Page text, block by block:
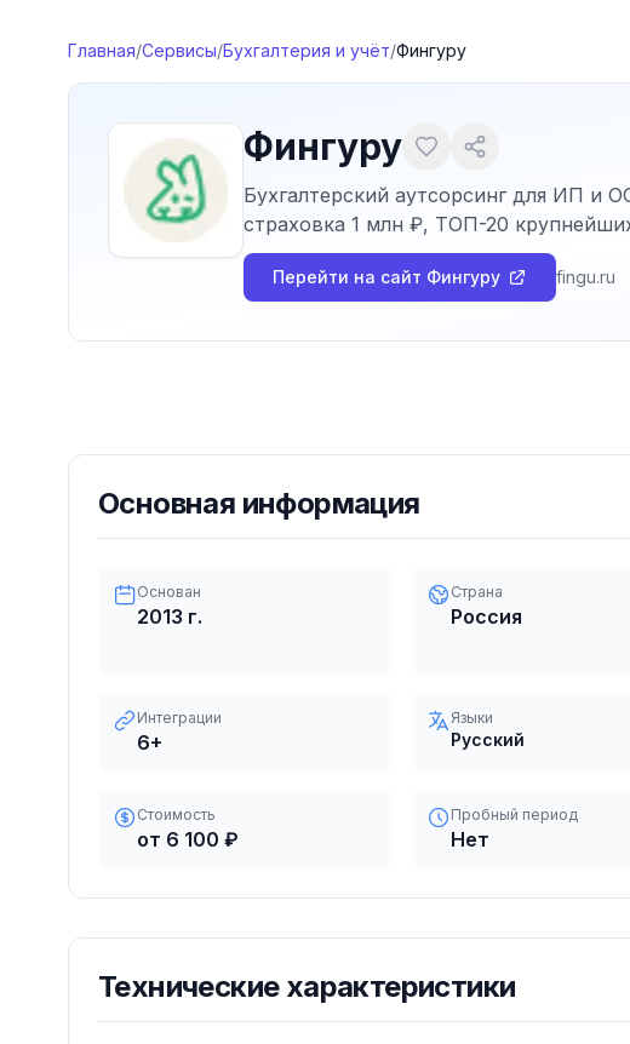
Главная/Сервисы/Бухгалтерия и учёт/Фингуру
Фингуру
Бухгалтерский аутсорсинг для ИП
страховка 1 млн ₽, ТОП-20
Перейти на сайт Фингуру fingu.ru
Основная информация
Основан
2013 г.
Страна
Россия
Интеграции
6+
Языки
Русский
Стоимость
от 6 100 ₽
Пробный период
Нет
Технические характеристики